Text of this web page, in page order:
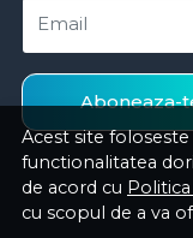
Acest site
functionalitatea
de acord cu
cu scopul de a va
Email
Aboneaza-